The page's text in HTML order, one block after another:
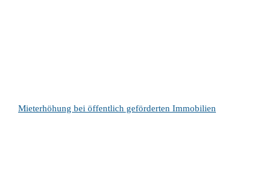
Mieterhöhung bei öffentlich geförderten Immobilien